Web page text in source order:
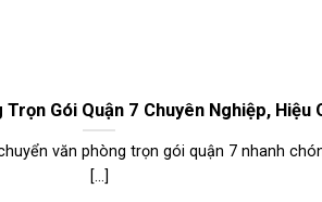
Trọn Gói Quận 7 Chuyên Nghiệp, Hiệu
văn phòng trọn gói quận 7 nhanh
[...]